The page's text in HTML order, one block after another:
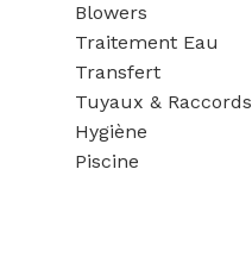
Blowers
Traitement Eau
Transfert
Tuyaux & Raccords
Hygiène
Piscine